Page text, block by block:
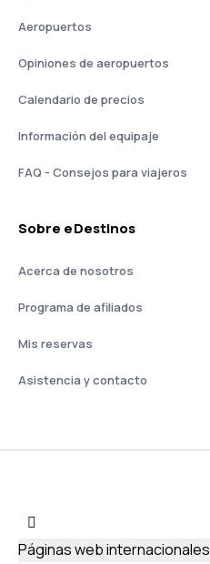
Aeropuertos
Opiniones de aeropuertos
Calendario de precios
Información del equipaje
FAQ - Consejos para viajeros
Sobre eDestinos
Acerca de nosotros
Programa de afiliados
Mis reservas
Asistencia y contacto
Páginas web internacionales